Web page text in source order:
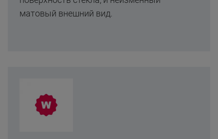
матовый внешний вид.